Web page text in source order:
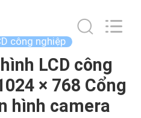
công nghiệp
LCD công
× 768 Cổng
hình camera